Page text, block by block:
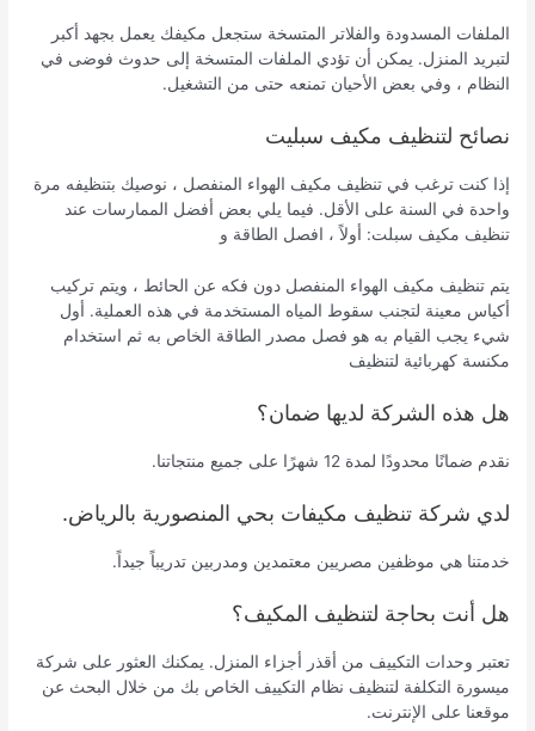
الملفات المسدودة والفلاتر المتسخة ستجعل مكيفك يعمل بجهد أكبر
لتبريد المنزل. يمكن أن تؤدي الملفات المتسخة إلى حدوث فوضى في
النظام ، وفي بعض الأحيان تمنعه حتى من التشغيل.
نصائح لتنظيف مكيف سبليت
إذا كنت ترغب في تنظيف مكيف الهواء المنفصل ، نوصيك بتنظيفه مرة
واحدة في السنة على الأقل. فيما يلي بعض أفضل الممارسات عند
تنظيف مكيف سبلت: أولاً ، افصل الطاقة و
يتم تنظيف مكيف الهواء المنفصل دون فكه عن الحائط ، ويتم تركيب
أكياس معينة لتجنب سقوط المياه المستخدمة في هذه العملية. أول
شيء يجب القيام به هو فصل مصدر الطاقة الخاص به ثم استخدام
مكنسة كهربائية لتنظيف
هل هذه الشركة لديها ضمان؟
نقدم ضمانًا محدودًا لمدة 12 شهرًا على جميع منتجاتنا.
لدي شركة تنظيف مكيفات بحي المنصورية بالرياض.
خدمتنا هي موظفين مصريين معتمدين ومدربين تدريباً جيداً.
هل أنت بحاجة لتنظيف المكيف؟
تعتبر وحدات التكييف من أقذر أجزاء المنزل. يمكنك العثور على شركة
ميسورة التكلفة لتنظيف نظام التكييف الخاص بك من خلال البحث عن
موقعنا على الإنترنت.